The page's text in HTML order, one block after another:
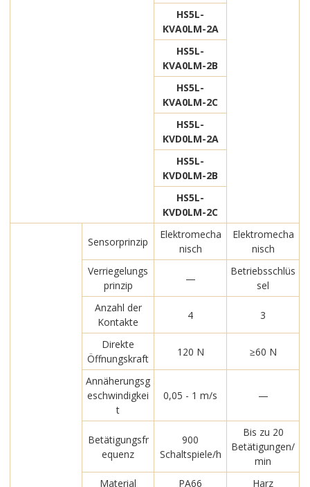
HS5L-
KVA0LM-2A
HS5L-
KVA0LM-2B
HS5L-
KVA0LM-2C
HS5L-
KVD0LM-2A
HS5L-
KVD0LM-2B
HS5L-
KVD0LM-2C
Sensorprinzip
Elektromecha
nisch
Elektromecha
nisch
Verriegelungs
prinzip
—
Betriebsschlüs
sel
Anzahl der
Kontakte
4 3
Direkte
Öffnungskraft
120 N ≥60 N
Annäherungsg
eschwindigkei
t
0,05 - 1 m/s —
Betätigungsfr
equenz
900
Schaltspiele/h
Bis zu 20
Betätigungen/
min
Material
PA66
Harz